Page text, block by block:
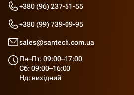
+380 (96) 237-51-55
+380 (99) 739-09-95
sales@santech.com.ua
Пн–Пт: 09:00–17:00
Сб: 09:00–16:00
Нд: вихідний